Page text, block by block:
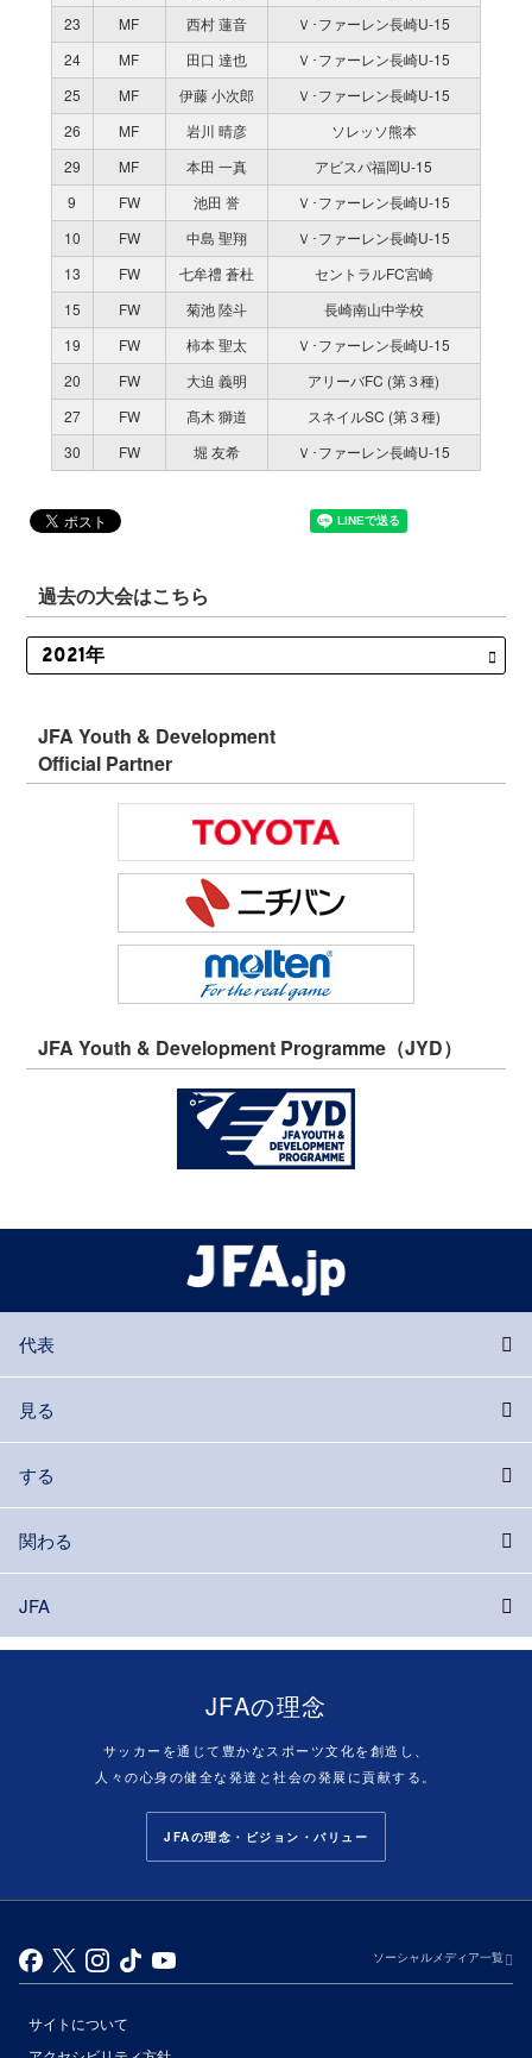
23
MF 西村 蓮音
Ｖ･ファーレン長崎U-15
24
MF 田口 達也
Ｖ･ファーレン長崎U-15
25
MF 伊藤 小次郎
Ｖ･ファーレン長崎U-15
26
MF 岩川 晴彦
ソレッソ熊本
29
MF 本田 一真
アビスパ福岡U-15
9
FW 池田 誉
Ｖ･ファーレン長崎U-15
10
FW 中島 聖翔
Ｖ･ファーレン長崎U-15
13
FW 七牟禮 蒼杜
セントラルFC宮崎
15
FW 菊池 陸斗
長崎南山中学校
19
FW 柿本 聖太
Ｖ･ファーレン長崎U-15
20
FW 大迫 義明
アリーバFC (第３種)
27
FW 髙木 獅道
スネイルSC (第３種)
30
FW 堀 友希 Ｖ･ファーレン長崎U-15
過去の大会はこちら
JFA Youth & Development
Official Partner
JFA Youth & Development Programme（JYD）
代表
見る
する
関わる
JFA
JFAの理念
サッカーを通じて豊かなスポーツ文化を創造し、
人々の心身の健全な発達と社会の発展に貢献する。
JFAの理念・ビジョン・バリュー
ソーシャルメディア一覧
サイトについて